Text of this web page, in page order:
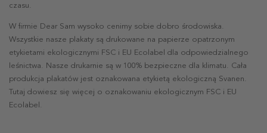
czasu.
W firmie Dear Sam wysoko cenimy sobie dobro środowiska.
Wszystkie nasze plakaty są drukowane na papierze opatrzonym
etykietami ekologicznymi FSC i EU Ecolabel dla odpowiedzialnego
leśnictwa. Nasze drukarnie są w 100% bezpieczne dla klimatu. Cała
produkcja plakatów jest oznakowana etykietą ekologiczną Svanen.
Tutaj dowiesz się więcej o oznakowaniu ekologicznym FSC i EU
Ecolabel.